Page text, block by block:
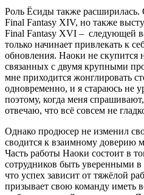
Роль Ёсиды также расширилась.
Final Fantasy XIV, но также
Final Fantasy XVI – следующей
только начинает привлекать к
обновления. Наоки не скупится
связанных с двумя крупными
мне приходится жонглировать
одновременно, и я стараюсь не
поэтому, когда меня
отвечаю, что всё совсем не
Однако продюсер не изменил
сводится к взаимному доверию
Часть работы Наоки состоит в
сотрудников быть уверенными
что успех зависит от тяжёлой
призывает свою команду иметь